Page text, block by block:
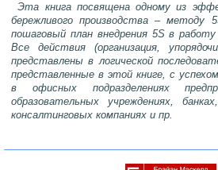
Эта книга посвящена одному из
бережливого производства – методу
пошаговый план внедрения 5S в
Все действия (организация,
представлены в логической
представленные в этой книге, с
в офисных подразделениях
образовательных учреждениях,
консалтинговых компаниях и пр.